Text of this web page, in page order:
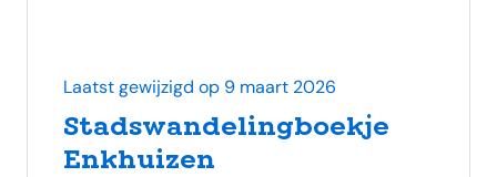
Stadswandelingboekje
Enkhuizen
Laatst gewijzigd op 9 maart 2026